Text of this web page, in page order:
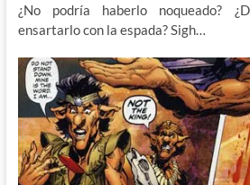
¿No podría haberlo noqueado?
ensartarlo con la espada? Sigh…